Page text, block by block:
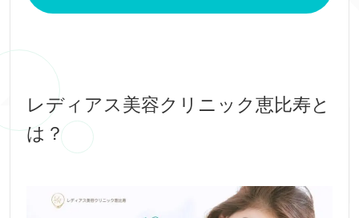
レディアス美容クリニック恵比寿と
は？